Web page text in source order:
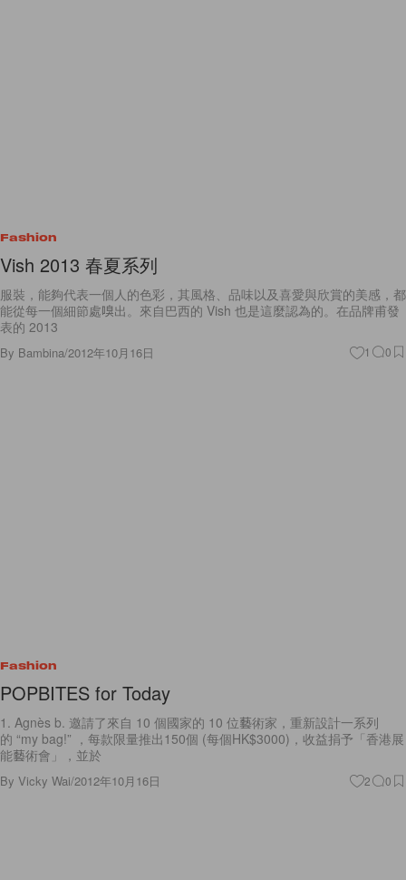
Fashion
Vish 2013 春夏系列
服裝，能夠代表一個人的色彩，其風格、品味以及喜愛與欣賞的美感，都
能從每一個細節處嗅出。來自巴西的 Vish 也是這麼認為的。在品牌甫發
表的 2013
By Bambina/2012年10月16日 1 0
Fashion
POPBITES for Today
1. Agnès b. 邀請了來自 10 個國家的 10 位藝術家，重新設計一系列
的 “my bag!” ，每款限量推出150個 (每個HK$3000)，收益捐予「香港展
能藝術會」，並於
By Vicky Wai/2012年10月16日 2 0